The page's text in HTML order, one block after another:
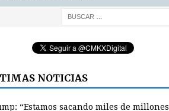
NOTICIAS
“Estamos sacando miles de millones